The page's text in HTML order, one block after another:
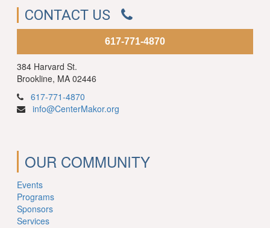
CONTACT US
617-771-4870
384 Harvard St.
Brookline, MA 02446
617-771-4870
info@CenterMakor.org
OUR COMMUNITY
Events
Programs
Sponsors
Services